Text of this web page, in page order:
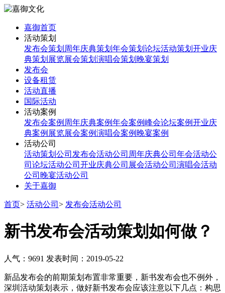
嘉御首页
活动策划
发布会策划 周年庆典策划 年会策划 论坛活动策划 开业庆
典策划 展览展会策划 演唱会策划 晚宴策划
发布会
设备租赁
活动直播
国际活动
活动案例
发布会案例 周年庆典案例年会案例峰会论坛案例开业庆
典案例 展览展会案例演唱会案例 晚宴案例
活动公司
活动策划公司 发布会活动公司 周年庆典公司 年会活动公
司 论坛活动公司 开业庆典公司 展会活动公司 演唱会活动
公司 晚宴活动公司
关于嘉御
首页> 活动公司 > 发布会活动公司
新书发布会活动策划如何做？
人气：9691 发表时间：2019-05-22
新品发布会的前期策划布置非常重要，新书发布会也不例外，
深圳活动策划表示，做好新书发布会应该注意以下几点：构思